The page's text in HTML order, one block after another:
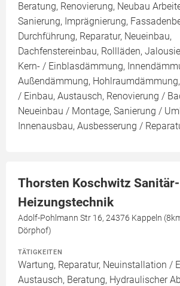
Beratung, Renovierung, Neubau
Sanierung, Imprägnierung,
Durchführung, Reparatur, Neueinbau,
Dachfenstereinbau, Rollläden,
Kern- / Einblasdämmung,
Außendämmung,
/ Einbau, Austausch, Renovierung /
Neueinbau / Montage, Sanierung /
Innenausbau, Ausbesserung /
Thorsten Koschwitz
Heizungstechnik
Adolf-Pohlmann Str 16, 24376 Kappeln
Dörphof)
TÄTIGKEITEN
Wartung, Reparatur, Neuinstallation /
Austausch, Beratung, Hydraulischer